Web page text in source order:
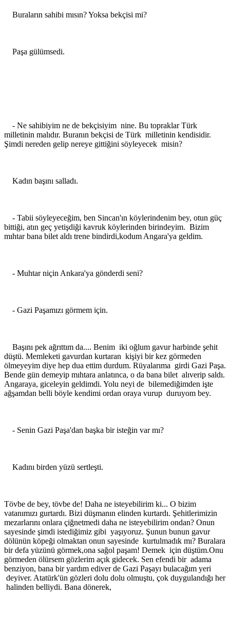
Buraların sahibi mısın? Yoksa bekçisi mi?
Paşa gülümsedi.
- Ne sahibiyim ne de bekçisiyim nine. Bu topraklar Türk
milletinin malıdır. Buranın bekçisi de Türk milletinin kendisidir.
Şimdi nereden gelip nereye gittiğini söyleyecek misin?
Kadın başını salladı.
- Tabii söyleyeceğim, ben Sincan'ın köylerindenim bey, otun güç
bittiği, atın geç yetişdiği kavruk köylerinden birindeyim. Bizim
mıhtar bana bilet aldı trene bindirdi,kodum Angara'ya geldim.
- Muhtar niçin Ankara'ya gönderdi seni?
- Gazi Paşamızı görmem için.
Başını pek ağrıttım da.... Benim iki oğlum gavur harbinde şehit
düştü. Memleketi gavurdan kurtaran kişiyi bir kez görmeden
ölmeyeyim diye hep dua ettim durdum. Rüyalarıma girdi Gazi Paşa.
Bende gün demeyip mıhtara anlatınca, o da bana bilet alıverip saldı.
Angaraya, giceleyin geldimdi. Yolu neyi de bilemediğimden işte
ağşamdan belli böyle kendimi ordan oraya vurup duruyom bey.
- Senin Gazi Paşa'dan başka bir isteğin var mı?
Kadını birden yüzü sertleşti.
Tövbe de bey, tövbe de! Daha ne isteyebilirim ki... O bizim
vatanımızı gurtardı. Bizi düşmanın elinden kurtardı. Şehitlerimizin
mezarlarını onlara çiğnetmedi daha ne isteyebilirim ondan? Onun
sayesinde şimdi istediğimiz gibi yaşıyoruz. Şunun bunun gavur
dölünün köpeği olmaktan onun sayesinde kurtulmadık mı? Buralara
bir defa yüzünü görmek,ona sağol paşam! Demek için düştüm.Onu
görmeden ölürsem gözlerim açık gidecek. Sen efendi bir adama
benziyon, bana bir yardım ediver de Gazi Paşayı bulacağım yeri
deyiver. Atatürk'ün gözleri dolu dolu olmuştu, çok duygulandığı her
halinden belliydi. Bana dönerek,